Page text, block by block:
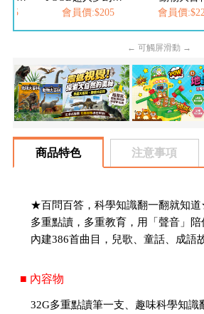
會員價:$205
會員價
← 可觸屏滑動 →
商品特色 注意事項
★百問百答，科學知識翻一翻就知
多重點讀，多重教育，用「聲音」陪
內建386首曲目，兒歌、童話、成語
■ 內容物
32G多重點讀筆一支、趣味科學知識